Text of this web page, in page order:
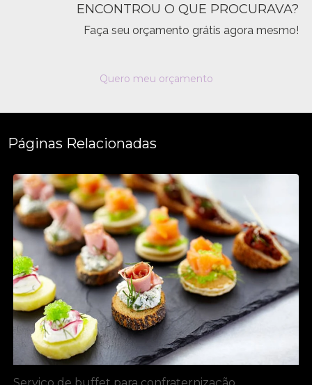
ENCONTROU O QUE PROCURAVA?
Faça seu orçamento grátis agora mesmo!
Quero meu orçamento
Páginas Relacionadas
Serviço de buffet para confraternização